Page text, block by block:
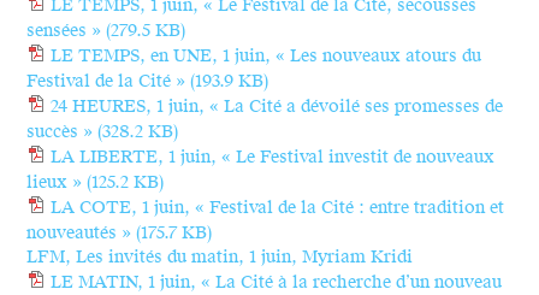
LE TEMPS, 1 juin, « Le Festival de la Cité, secousses
sensées »(279.5 KB)
LE TEMPS, en UNE, 1 juin, « Les nouveaux atours du
Festival de la Cité »(193.9 KB)
24 HEURES, 1 juin, « La Cité a dévoilé ses promesses de
succès »(328.2 KB)
LA LIBERTE, 1 juin, « Le Festival investit de nouveaux
lieux »(125.2 KB)
LA COTE, 1 juin, « Festival de la Cité : entre tradition et
nouveautés »(175.7 KB)
LFM, Les invités du matin, 1 juin, Myriam Kridi
LE MATIN, 1 juin, « La Cité à la recherche d’un nouveau